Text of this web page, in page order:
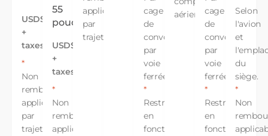
USD$150.00
+
taxes
*
Non
remboursable,
applicables
par
trajet.
55
pouces.
USD$80.00
+
taxes
*
Non
remboursable,
applicables
applicables
par
trajet.
cage
de
convoyage,
par
voie
ferrée.
*
Restrictions
en
fonction
aérienne.cage
de
convoyage,
par
voie
ferrée.
*
Restrictions
en
fonction
Selon
l'avion
et
du
siège.
*
Non